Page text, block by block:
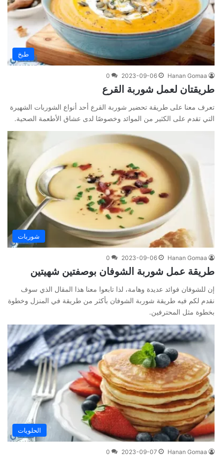
طبخ
Hanan Gomaa
2023-09-06
0
طريقتان لعمل شوربة القرع
تعرف معنا على طريقة تحضير شوربة القرع أحد أنواع الشوربات الشهيرة
التي تقدم على الكثير من الموائد وخصوصًا لدى عشاق الأطعمة الصحية.
شوربات
Hanan Gomaa
2023-09-06
0
طريقة عمل شوربة الشوفان بوصفتين شهيتين
إن للشوفان فوائد عديدة وهامة، لذا تابعوا معنا هذا المقال الذي سوف
نقدم لكم فيه طريقة شوربة الشوفان بأكثر من طريقة في المنزل وخطوة
بخطوة مثل المحترفين.
الحلويات
Hanan Gomaa
2023-09-07
0